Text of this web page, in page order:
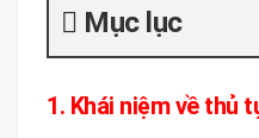
Mục lục
1. Khái niệm về thủ